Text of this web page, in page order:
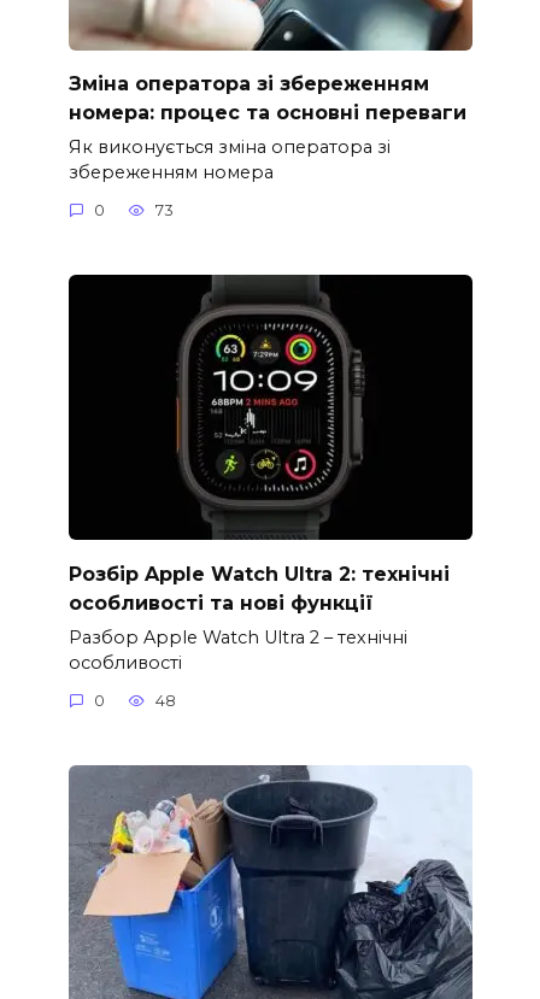
Зміна оператора зі збереженням
номера: процес та основні переваги
Як виконується зміна оператора зі
збереженням номера
0 73
Розбір Apple Watch Ultra 2: технічні
особливості та нові функції
Разбор Apple Watch Ultra 2 – технічні
особливості
0 48